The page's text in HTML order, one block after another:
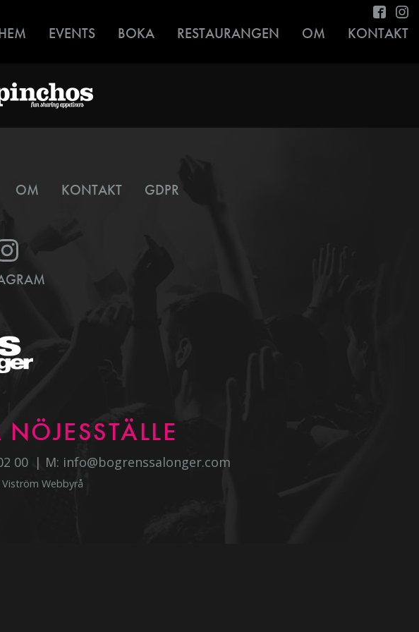
EVENTS BOKA RESTAURANGEN OM KONTAKT
OM KONTAKT GDPR
00 M: info@bogrenssalonger.com
Viström Webbyrå